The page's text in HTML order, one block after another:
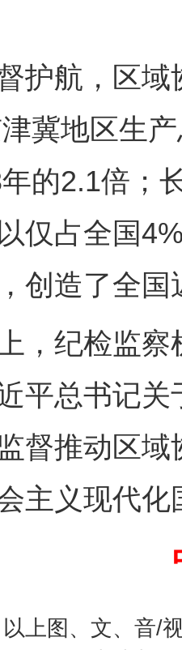
航，区域
冀地区生
的2.1倍；
仅占全国
创造了全
纪检监察
平总书记
督推动区
主义现代化
以上图、文、音/